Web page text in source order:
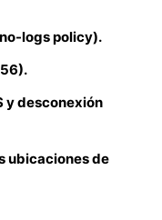
logs policy).
y desconexión
ubicaciones de